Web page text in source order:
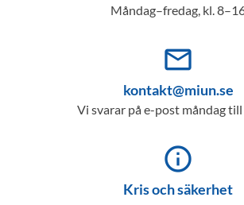
Måndag–fredag, kl.
mail_outline
kontakt@miun.se
Vi svarar på e-post måndag
info_outline
Kris och säkerhet